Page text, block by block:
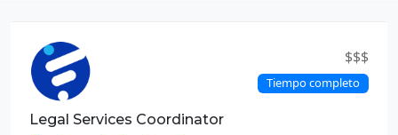
$$$
Tiempo completo
Legal Services Coordinator